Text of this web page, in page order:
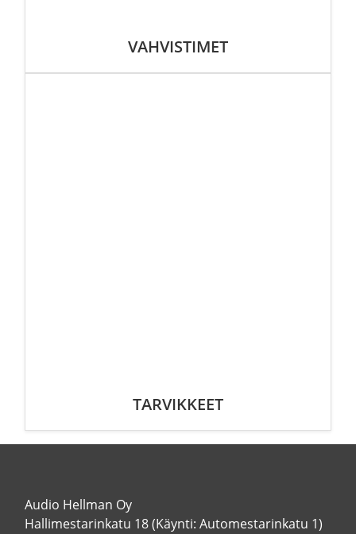
VAHVISTIMET
TARVIKKEET
Audio Hellman Oy
Hallimestarinkatu 18 (Käynti: Automestarinkatu 1)